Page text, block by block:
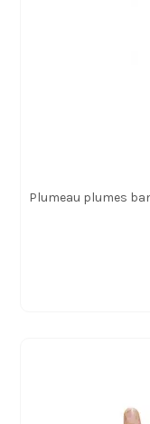
Plumeau plumes